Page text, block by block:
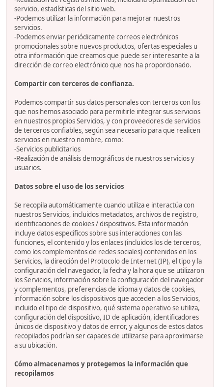
servicio, estadísticas del sitio web.
-Podemos utilizar la información para mejorar nuestros
servicios.
-Podemos enviar periódicamente correos electrónicos
promocionales sobre nuevos productos, ofertas especiales u
otra información que creamos que puede ser interesante a la
dirección de correo electrónico que nos ha proporcionado.
Compartir con terceros de confianza.
Podemos compartir sus datos personales con terceros con los
que nos hemos asociado para permitirle integrar sus servicios
en nuestros propios Servicios, y con proveedores de servicios
de terceros confiables, según sea necesario para que realicen
servicios en nuestro nombre, como:
-Servicios publicitarios
-Realización de análisis demográficos de nuestros servicios y
usuarios.
Datos sobre el uso de los servicios
Se recopila automáticamente cuando utiliza e interactúa con
nuestros Servicios, incluidos metadatos, archivos de registro,
identificaciones de cookies / dispositivos. Esta información
incluye datos específicos sobre sus interacciones con las
funciones, el contenido y los enlaces (incluidos los de terceros,
como los complementos de redes sociales) contenidos en los
Servicios, la dirección del Protocolo de Internet (IP), el tipo y la
configuración del navegador, la fecha y la hora que se utilizaron
los Servicios, información sobre la configuración del navegador
y complementos, preferencias de idioma y datos de cookies,
información sobre los dispositivos que acceden a los Servicios,
incluido el tipo de dispositivo, qué sistema operativo se utiliza,
configuración del dispositivo, ID de aplicación, identificadores
únicos de dispositivo y datos de error, y algunos de estos datos
recopilados podrían ser capaces de utilizarse para aproximarse
a su ubicación.
Cómo almacenamos y protegemos la información que
recopilamos